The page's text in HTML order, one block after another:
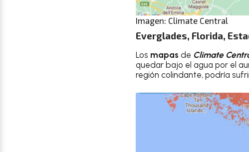
Imagen: Climate Central
Everglades, Florida,
Los mapas de Climate
quedar bajo el agua por el
región colindante, podría